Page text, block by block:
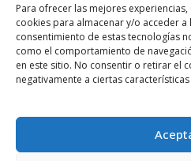
Para ofrecer las mejores
cookies para almacenar y/o acceder
consentimiento de estas tecnologías
como el comportamiento de
en este sitio. No consentir o retirar el
negativamente a ciertas
ENLACES RECOMENDADOS